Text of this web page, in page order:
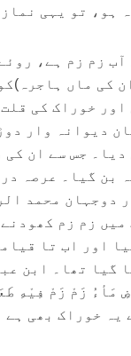
ہو، تو یہی نماز
آب زم زم ہے،
کی ماں
اور خوراک کی
دیوانہ وار
دیا۔ جس سے ان
بن گیا۔ عرصہ
دوجہان محمد
میں زم زم
اور اب تا
گیا تھا۔ ابن
مَأءُ زَمْ زَمْ فِيْهِ
یہ خوراک بھی ہے